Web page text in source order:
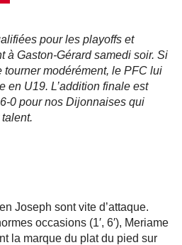
pour les playoffs et
à Gaston-Gérard samedi soir. Si
modérément, le PFC lui
en U19. L’addition finale est
0 pour nos Dijonnaises qui
Joseph sont vite d’attaque.
occasions (1′, 6′), Meriame
la marque du plat du pied sur